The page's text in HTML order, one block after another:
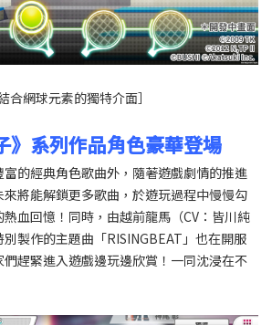
結合網球元素的獨特介面］
》系列作品角色豪華登場
的經典角色歌曲外，隨著遊戲劇情的推進
將能解鎖更多歌曲，於遊玩過程中慢慢勾
血回憶！同時，由越前龍馬（CV：皆川純
製作的主題曲「RISINGBEAT」也在開服
趕緊進入遊戲邊玩邊欣賞！一同沈浸在不